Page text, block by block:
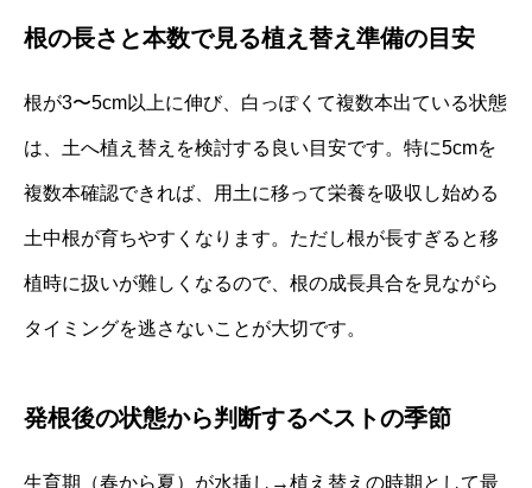
根の長さと本数で見る植え替え準備の目安
根が3〜5cm以上に伸び、白っぽくて複数本出ている状態
は、土へ植え替えを検討する良い目安です。特に5cmを
複数本確認できれば、用土に移って栄養を吸収し始める
土中根が育ちやすくなります。ただし根が長すぎると移
植時に扱いが難しくなるので、根の成長具合を見ながら
タイミングを逃さないことが大切です。
発根後の状態から判断するベストの季節
生育期（春から夏）が水挿し→植え替えの時期として最